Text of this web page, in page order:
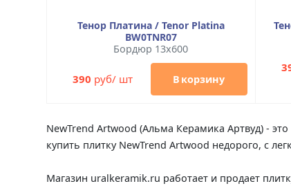
Тенор Платина / Tenor Platina
BW0TNR07
Бордюр 13x600
390 руб/ шт В корзину
NewTrend Artwood (Альма Керамика Артвуд) -
купить плитку NewTrend Artwood недорого, с
Магазин uralkeramik.ru работает и продает